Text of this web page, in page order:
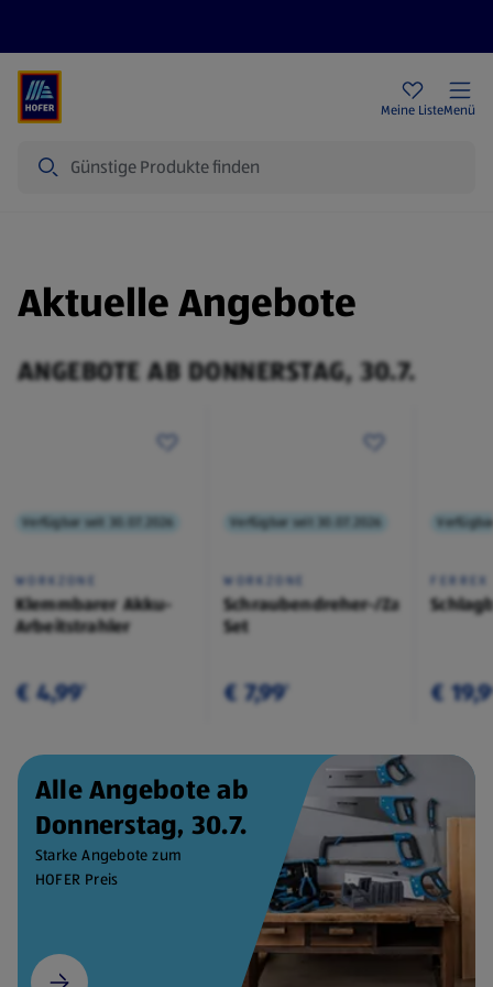
Meine ListeMenü
Aktuelle Angebote
ANGEBOTE AB DONNERSTAG, 30.7.
Verfügbar seit 30.07.2026
WORKZONE
Klemmbarer Akku-
Arbeitstrahler
€ 4,99¹
Verfügbar seit 30.07.2026
WORKZONE
Schraubendreher-/Zangen-
Set
€ 7,99¹
FERREX
€
Alle Angebote ab
Donnerstag, 30.7.
Starke Angebote zum
HOFER Preis